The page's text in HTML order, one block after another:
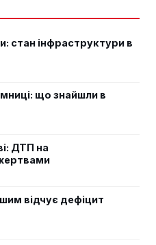
стан інфраструктури в
що знайшли в
ДТП на
відчує дефіцит